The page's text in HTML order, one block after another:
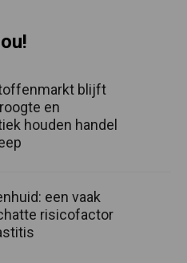
blijft
en
houden handel
een vaak
risicofactor